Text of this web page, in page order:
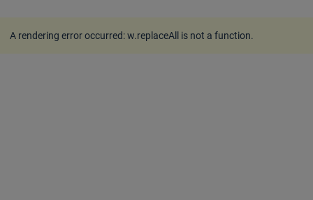
A rendering error occurred:w.replaceAll is not a function.